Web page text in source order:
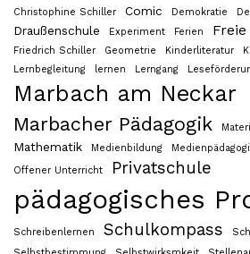
Christophine Schiller
Comic Demokratie
Draußenschule Experiment Ferien
Friedrich Schiller Geometrie Kinderliteratur
Lernbegleitung
lernen Lerngang
Marbach am Neckar
Marbacher Pädagogik
Mathematik Medienbildung
Offener Unterricht
Privatschule
pädagogisches
Schreibenlernen Schulkompass